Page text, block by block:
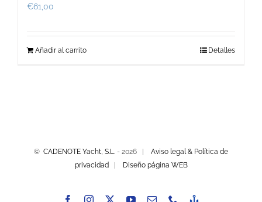
€61,00
Añadir al carrito Detalles
© CADENOTE Yacht, S.L. - 2026 | Aviso legal & Política de
privacidad| Diseño página WEB
FacebookInstagram YouTube
Correo Phone
-